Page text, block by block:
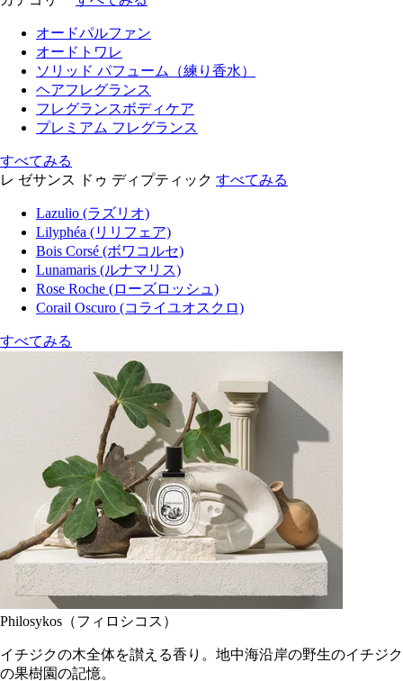
オードパルファン
オードトワレ
ソリッド パフューム（練り香水）
ヘアフレグランス
フレグランスボディケア
プレミアム フレグランス
すべてみる
レ ゼサンス ドゥ ディプティック すべてみる
Lazulio (ラズリオ)
Lilyphéa (リリフェア)
Bois Corsé (ボワコルセ)
Lunamaris (ルナマリス)
Rose Roche (ローズロッシュ)
Corail Oscuro (コライユオスクロ)
すべてみる
Philosykos（フィロシコス）
イチジクの木全体を讃える香り。地中海沿岸の野生のイチジク
の果樹園の記憶。